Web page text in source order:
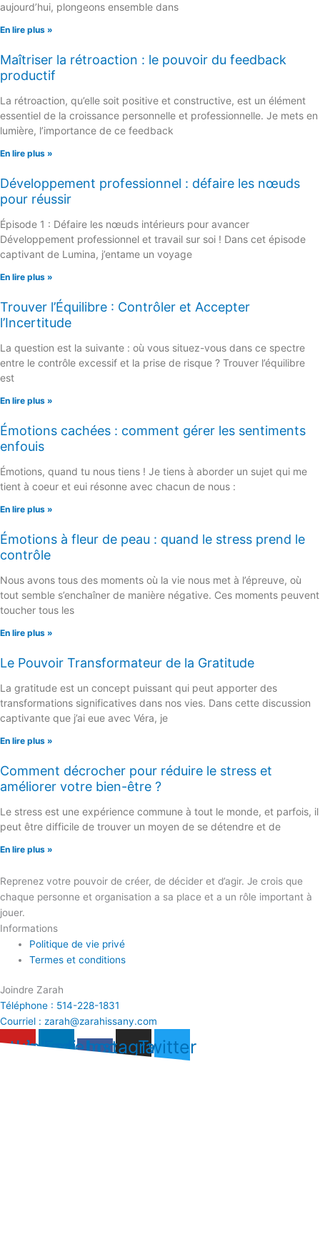
aujourd’hui, plongeons ensemble dans
En lire plus »
Maîtriser la rétroaction : le pouvoir du feedback
productif
La rétroaction, qu’elle soit positive et constructive, est un élément
essentiel de la croissance personnelle et professionnelle. Je mets en
lumière, l’importance de ce feedback
En lire plus »
Développement professionnel : défaire les nœuds
pour réussir
Épisode 1 : Défaire les nœuds intérieurs pour avancer
Développement professionnel et travail sur soi ! Dans cet épisode
captivant de Lumina, j’entame un voyage
En lire plus »
Trouver l’Équilibre : Contrôler et Accepter
l’Incertitude
La question est la suivante : où vous situez-vous dans ce spectre
entre le contrôle excessif et la prise de risque ? Trouver l’équilibre
est
En lire plus »
Émotions cachées : comment gérer les sentiments
enfouis
Émotions, quand tu nous tiens ! Je tiens à aborder un sujet qui me
tient à coeur et eui résonne avec chacun de nous :
En lire plus »
Émotions à fleur de peau : quand le stress prend le
contrôle
Nous avons tous des moments où la vie nous met à l’épreuve, où
tout semble s’enchaîner de manière négative. Ces moments peuvent
toucher tous les
En lire plus »
Le Pouvoir Transformateur de la Gratitude
La gratitude est un concept puissant qui peut apporter des
transformations significatives dans nos vies. Dans cette discussion
captivante que j’ai eue avec Véra, je
En lire plus »
Comment décrocher pour réduire le stress et
améliorer votre bien-être ?
Le stress est une expérience commune à tout le monde, et parfois, il
peut être difficile de trouver un moyen de se détendre et de
En lire plus »
Reprenez votre pouvoir de créer, de décider et d’agir. Je crois que
chaque personne et organisation a sa place et a un rôle important à
jouer.
Informations
Politique de vie privé
Termes et conditions
Joindre Zarah
Téléphone : 514-228-1831
Courriel : zarah@zarahissany.com
Linkedin
Facebook-
Instagram
Twitter